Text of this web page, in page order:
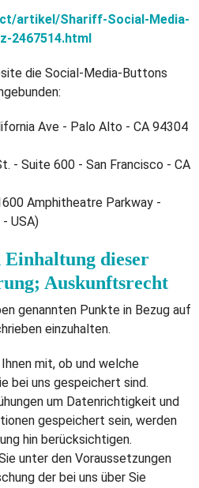
artikel/Shariff-Social-Media-
2467514.html
die Social-Media-Buttons
Ave - Palo Alto - CA 94304
- Suite 600 - San Francisco - CA
Amphitheatre Parkway -
USA)
Einhaltung dieser
Auskunftsrecht
genannten Punkte in Bezug auf
einzuhalten.
mit, ob und welche
bei uns gespeichert sind.
um Datenrichtigkeit und
gespeichert sein, werden
hin berücksichtigen.
unter den Voraussetzungen
der bei uns über Sie